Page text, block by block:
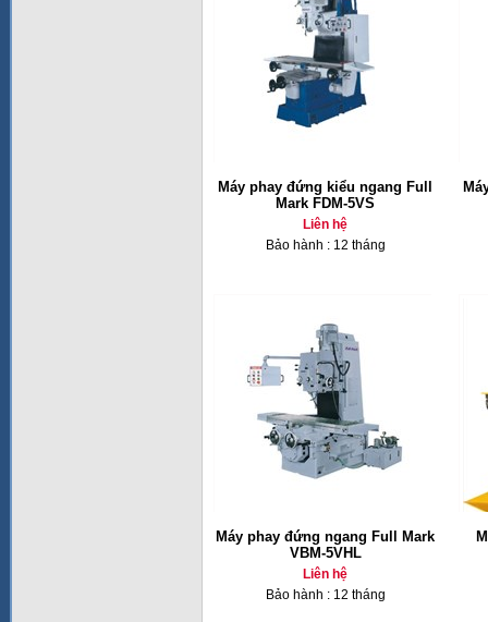
Máy phay đứng kiểu ngang Full
Mark FDM-5VS
Liên hệ
Bảo hành : 12 tháng
Máy phay đứng ngang Full Mark
VBM-5VHL
Liên hệ
Bảo hành : 12 tháng